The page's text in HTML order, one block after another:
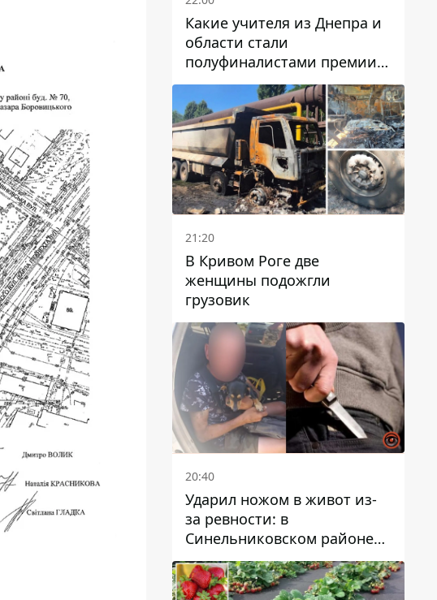
Какие учителя из Днепра и
области стали
полуфиналистами премии
Global Teacher Prize Ukraine
2026
21:20
В Кривом Роге две
женщины подожгли
грузовик
20:40
Ударил ножом в живот из-
за ревности: в
Синельниковском районе
задержали 49-летнего
мужчину за убийство